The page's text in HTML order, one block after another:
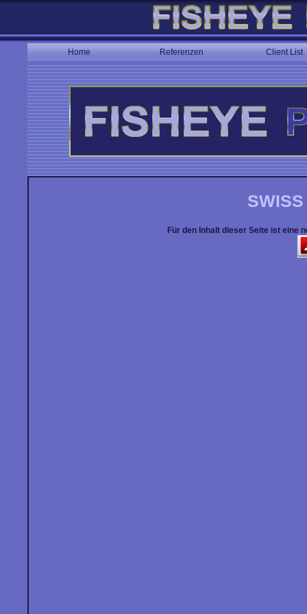
Home Referenzen Client List
Für den Inhalt dieser Seite ist eine